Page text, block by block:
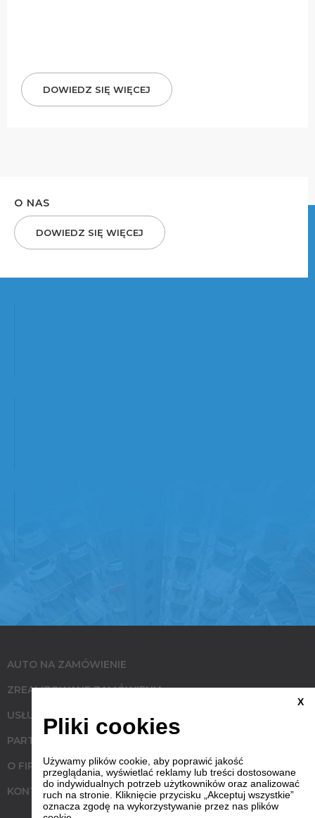
DOWIEDZ SIĘ WIĘCEJ
O NAS
DOWIEDZ SIĘ WIĘCEJ
AUTO NA ZAMÓWIENIE
ZREALIZOWANE ZAMÓWIENIA
USŁUGI
PARTNERZY
O FIRMIE
KONTAKT
X
Pliki cookies
Używamy plików cookie, aby poprawić jakość
przeglądania, wyświetlać reklamy lub treści dostosowane
do indywidualnych potrzeb użytkowników oraz analizować
ruch na stronie. Kliknięcie przycisku „Akceptuj wszystkie”
oznacza zgodę na wykorzystywanie przez nas plików